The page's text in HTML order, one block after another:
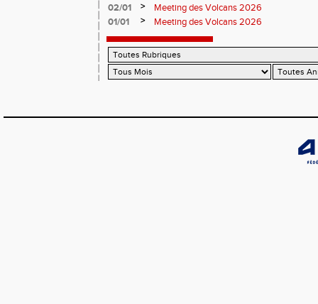
02/01
>
Meeting des Volcans 2026
01/01
> Meeting des Volcans 2026